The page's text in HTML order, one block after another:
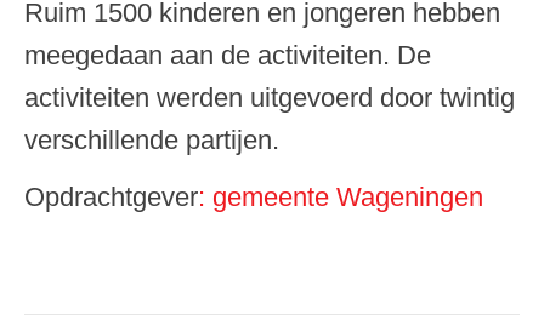
Ruim 1500 kinderen en jongeren hebben
meegedaan aan de activiteiten. De
activiteiten werden uitgevoerd door twintig
verschillende partijen.
Opdrachtgever: gemeente Wageningen